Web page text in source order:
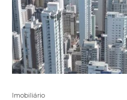
Imobiliário